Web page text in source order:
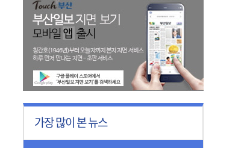
가장 많이 본 뉴스